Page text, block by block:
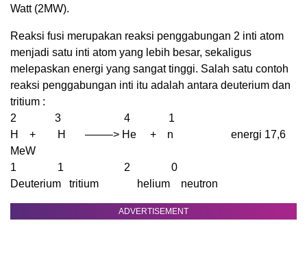
Watt (2MW).
Reaksi fusi merupakan reaksi penggabungan 2 inti atom
menjadi satu inti atom yang lebih besar, sekaligus
melepaskan energi yang sangat tinggi. Salah satu contoh
reaksi penggabungan inti itu adalah antara deuterium dan
tritium :
2 3 4 1
H + H ——–> He + n energi 17,6
MeW
1 1 2 0
Deuterium tritium helium neutron
ADVERTISEMENT